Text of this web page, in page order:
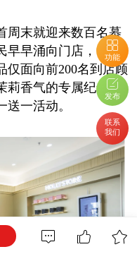
功能
发布
联系
我们
周末就迎来数百名慕
早早涌向门店，争相
仅面向前200名到店顾
莉香气的专属纪念。
一活动。